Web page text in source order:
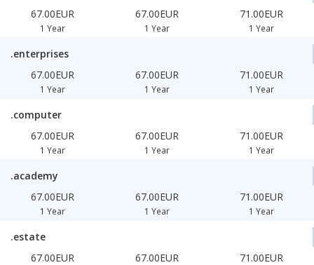
67.00EUR
1 Year
67.00EUR
1 Year
71.00EUR
1 Year
.enterprises
67.00EUR
1 Year
67.00EUR
1 Year
71.00EUR
1 Year
.computer
67.00EUR
1 Year
67.00EUR
1 Year
71.00EUR
1 Year
.academy
67.00EUR
1 Year
67.00EUR
1 Year
71.00EUR
1 Year
.estate
67.00EUR
67.00EUR 71.00EUR